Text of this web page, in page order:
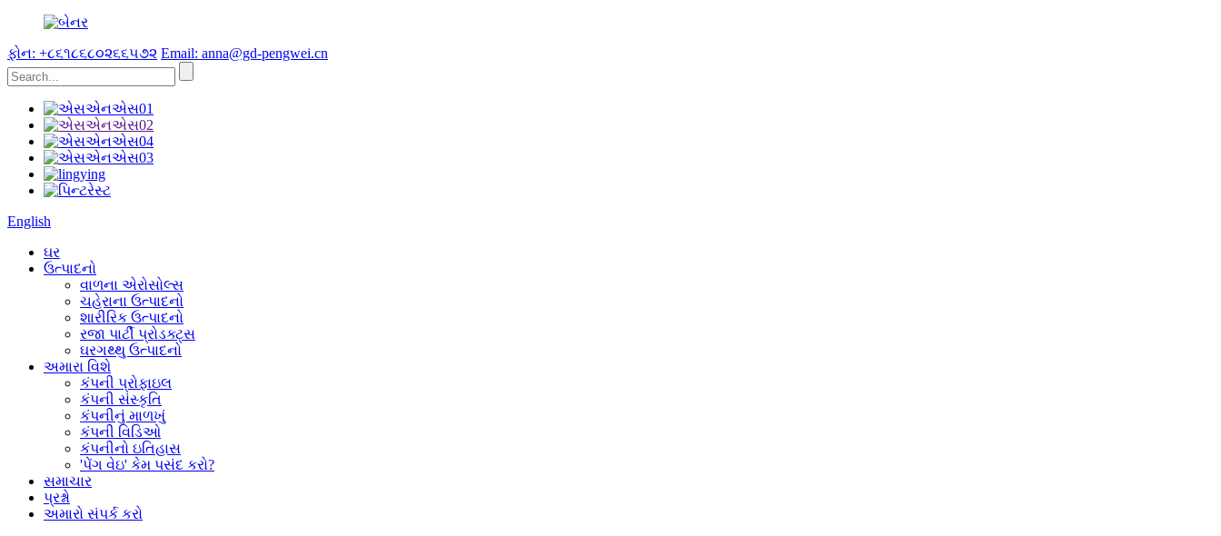
ફોન: +૮૬૧૮૬૮૦૨૬૬૫૭૨ Email: anna@gd-pengwei.cn
English
ઘર
ઉત્પાદનો
વાળના એરોસોલ્સ
ચહેરાના ઉત્પાદનો
શારીરિક ઉત્પાદનો
રજા પાર્ટી પ્રોડક્ટ્સ
ઘરગથ્થુ ઉત્પાદનો
અમારા વિશે
કંપની પ્રોફાઇલ
કંપની સંસ્કૃતિ
કંપનીનું માળખું
કંપની વિડિઓ
કંપનીનો ઇતિહાસ
'પેંગ વેઇ' કેમ પસંદ કરો?
સમાચાર
પ્રશ્નો
અમારો સંપર્ક કરો